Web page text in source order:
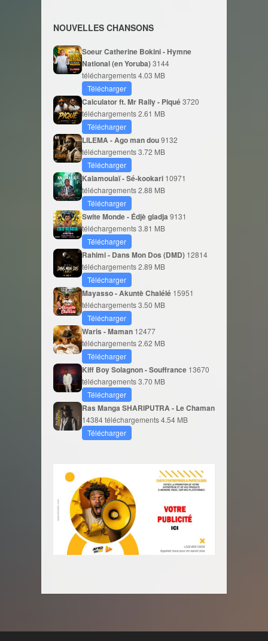
NOUVELLES CHANSONS
Soeur Catherine Bokini - Hymne
National (en Yoruba)3144
téléchargements4.03 MB
Télécharger
Calculator ft. Mr Rally - Piqué3720
téléchargements2.61 MB
Télécharger
LILEMA - Ago man dou9132
téléchargements3.72 MB
Télécharger
Kalamoulaï - Sé-kookari 10971
téléchargements2.88 MB
Télécharger
Swite Monde - Édjè gladja 9131
téléchargements3.81 MB
Télécharger
Rahimi - Dans Mon Dos (DMD) 12814
téléchargements2.89 MB
Télécharger
Mayasso - Akuntè Chalélé 15951
téléchargements3.50 MB
Télécharger
Waris - Maman 12477
téléchargements2.62 MB
Télécharger
Kiff Boy Solagnon - Souffrance 13670
téléchargements3.70 MB
Télécharger
Ras Manga SHARIPUTRA - Le Chaman
14384 téléchargements4.54 MB
Télécharger